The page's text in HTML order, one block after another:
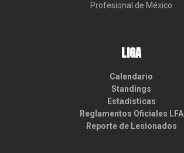
Profesional de México
LIGA
Calendario
Standings
Estadísticas
Reglamentos Oficiales LFA
Reporte de Lesionados